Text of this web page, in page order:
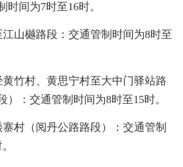
时间为7时至16时。
江山樾路段：交通管制时间为8时至
竹村、黄思宁村至大中门驿站路
）：交通管制时间为8时至15时。
村（阅丹公路路段）：交通管制